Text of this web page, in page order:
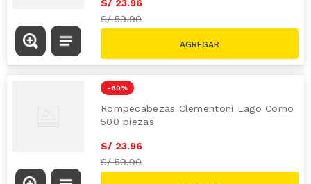
S/ 23.96
S/59.90
-60 %
Rompecabezas Clementoni Lago Como
500 piezas
S/ 23.96
S/59.90